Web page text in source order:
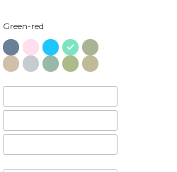
Green-red